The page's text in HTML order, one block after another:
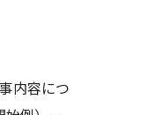
内容につ